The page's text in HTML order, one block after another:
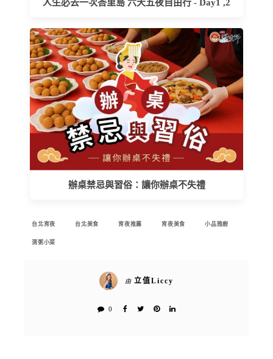
人生必去一次峇里島 六天五夜自由行 - Day1 ,2
辦桌禁忌與習俗：讓你辦桌不失禮
台北宵夜 台北美食 宵夜推薦 宵夜美食 小品雅廚
清粥小菜
由 立值Liccy
0